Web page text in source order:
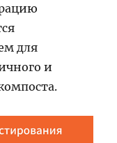
для
и